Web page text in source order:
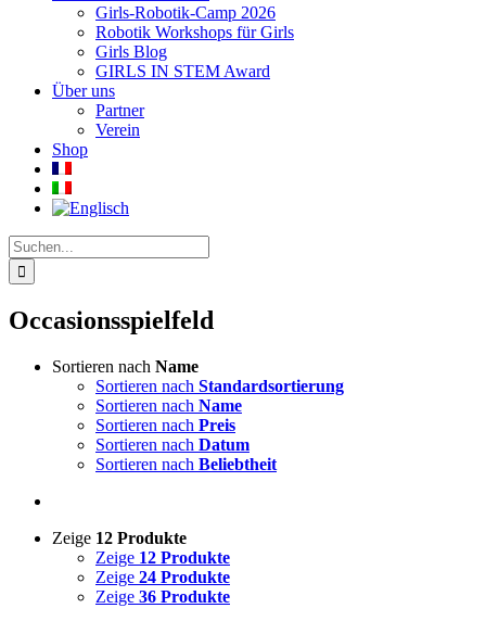
Girls-Robotik-Camp 2026
Robotik Workshops für Girls
Girls Blog
GIRLS IN STEM Award
Über uns
Partner
Verein
Shop
Suche
nach:
Occasionsspielfeld
Sortieren nach Name
Sortieren nach Standardsortierung
Sortieren nach Name
Sortieren nach Preis
Sortieren nach Datum
Sortieren nach Beliebtheit
Zeige 12 Produkte
Zeige 12 Produkte
Zeige 24 Produkte
Zeige 36 Produkte